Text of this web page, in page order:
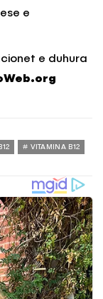
e
e duhura
VITAMINA B12